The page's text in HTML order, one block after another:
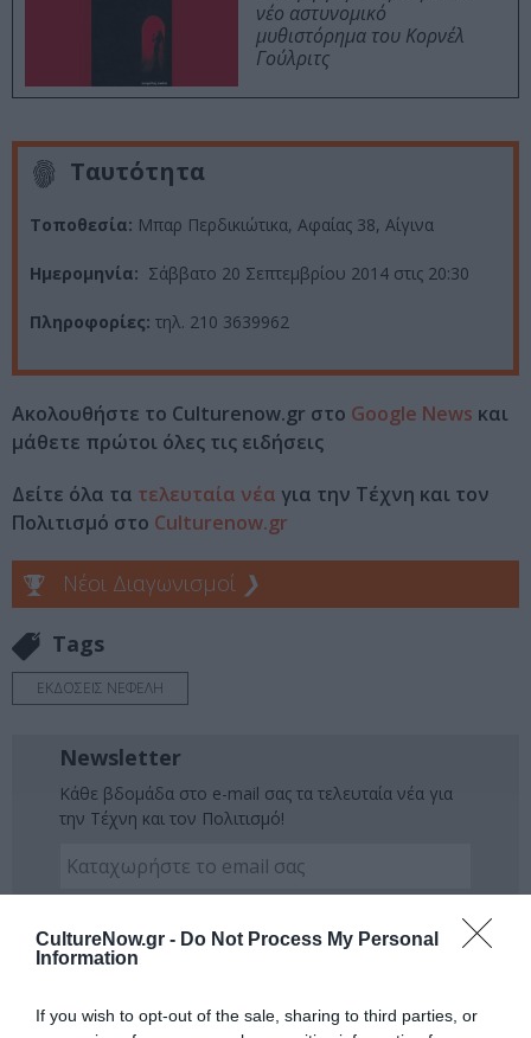
CultureNow.gr - Do Not Process My Personal
Information
If you wish to opt-out of the sale, sharing to third parties, or
νέο αστυνομικό
μυθιστόρημα του Κορνέλ
Γούλριτς
Ταυτότητα
Τοποθεσία: Μπαρ Περδικιώτικα, Αφαίας 38, Αίγινα
Ημερομηνία: Σάββατο 20 Σεπτεμβρίου 2014 στις 20:30
Πληροφορίες: τηλ. 210 3639962
Ακολουθήστε το Culturenow.gr στο Google News και
μάθετε πρώτοι όλες τις ειδήσεις
Δείτε όλα τα τελευταία νέα για την Τέχνη και τον
Πολιτισμό στο Culturenow.gr
Νέοι Διαγωνισμοί ❯
Tags
ΕΚΔΟΣΕΙΣ ΝΕΦΕΛΗ
Newsletter
Κάθε βδομάδα στο e-mail σας τα τελευταία νέα για
την Τέχνη και τον Πολιτισμό!